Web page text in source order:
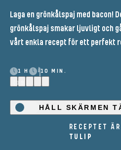
Laga en grönkålspaj med bacon!
grönkålspaj smakar ljuvligt och
vårt enkla recept för ett perfekt
1 H
10 MIN.
(19)
HÅLL SKÄRMEN
RECEPTET
TULIP